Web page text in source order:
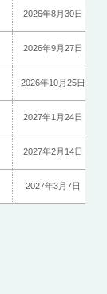
2026年8月30日（日
2026年9月27日（日
2026年10月25日（日
2027年1月24日（日
2027年2月14日（日
2027年3月7日（日）